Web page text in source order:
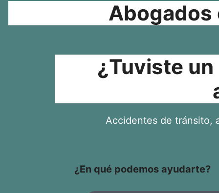
Abogados
¿Tuviste
Accidentes de tránsito,
¿En qué podemos ayudarte?